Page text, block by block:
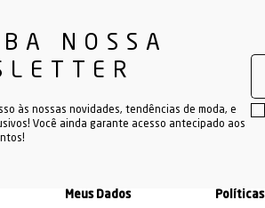
NOSSA
às nossas novidades, tendências de moda, e
Você ainda garante acesso antecipado aos
Meus Dados Políticas